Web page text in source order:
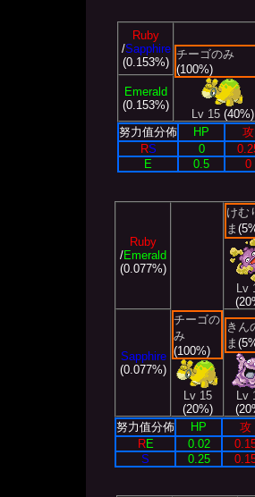
Ruby
/Sapphire
(0.153%)
チーゴのみ
(100%)
Lv 15(40%)
Emerald
(0.153%)
努力值分佈
HP 攻
RS 0
E
0.5 0
Ruby
/Emerald
(0.077%)
チーゴの
み
(100%)
Lv 15
(20%)
けむ
ま
Lv
Sapphire
(0.077%)
きん
ま
Lv
努力值分佈
HP 攻
RE 0.02
S
0.25